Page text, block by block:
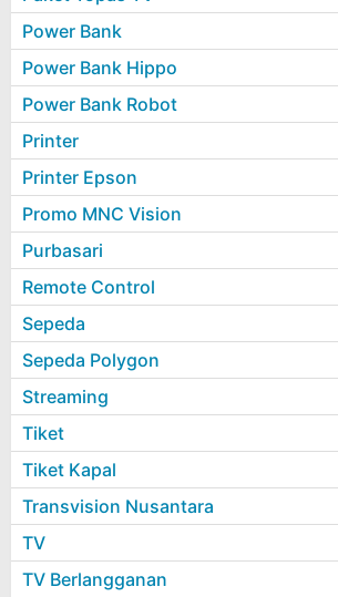
Power Bank
Power Bank Hippo
Power Bank Robot
Printer
Printer Epson
Promo MNC Vision
Purbasari
Remote Control
Sepeda
Sepeda Polygon
Streaming
Tiket
Tiket Kapal
Transvision Nusantara
TV
TV Berlangganan